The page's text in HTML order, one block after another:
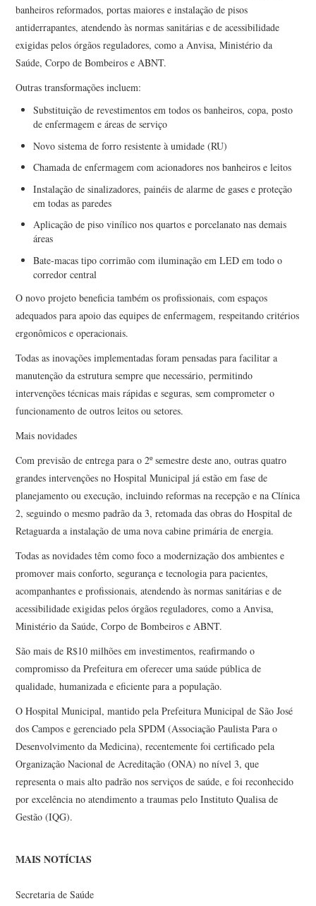
banheiros reformados, portas maiores e instalação de pisos
antiderrapantes, atendendo às normas sanitárias e de acessibilidade
exigidas pelos órgãos reguladores, como a Anvisa, Ministério da
Saúde, Corpo de Bombeiros e ABNT.
Outras transformações incluem:
Substituição de revestimentos em todos os banheiros, copa, posto
de enfermagem e áreas de serviço
Novo sistema de forro resistente à umidade (RU)
Chamada de enfermagem com acionadores nos banheiros e leitos
Instalação de sinalizadores, painéis de alarme de gases e proteção
em todas as paredes
Aplicação de piso vinílico nos quartos e porcelanato nas demais
áreas
Bate-macas tipo corrimão com iluminação em LED em todo o
corredor central
O novo projeto beneficia também os profissionais, com espaços
adequados para apoio das equipes de enfermagem, respeitando critérios
ergonômicos e operacionais.
Todas as inovações implementadas foram pensadas para facilitar a
manutenção da estrutura sempre que necessário, permitindo
intervenções técnicas mais rápidas e seguras, sem comprometer o
funcionamento de outros leitos ou setores.
Mais novidades
Com previsão de entrega para o 2º semestre deste ano, outrasquatro
grandes intervenções no Hospital Municipal já estão em fase de
planejamento ou execução, incluindo reformas na recepção e na Clínica
2, seguindo o mesmo padrão da 3, retomada das obras do Hospital de
Retaguarda a instalação de uma nova cabine primária de energia.
Todas as novidades têm como foco a modernização dos ambientes e
promover mais conforto, segurança e tecnologia para pacientes,
acompanhantes e profissionais, atendendo às normas sanitárias e de
acessibilidade exigidas pelos órgãos reguladores, como a Anvisa,
Ministério da Saúde, Corpo de Bombeiros e ABNT.
São mais de R$10 milhões em investimentos, reafirmando o
compromisso da Prefeitura em oferecer uma saúde pública de
qualidade, humanizada e eficiente para a população.
O Hospital Municipal, mantido pela Prefeitura Municipal de São José
dos Campos e gerenciado pela SPDM (Associação Paulista Para o
Desenvolvimento da Medicina), recentemente foicertificado pela
Organização Nacional de Acreditação (ONA) no nível 3, que
representa o mais alto padrão nos serviços de saúde, e foireconhecido
por excelência no atendimento a traumas pelo Instituto Qualisa de
Gestão (IQG).
MAIS NOTÍCIAS
Secretaria de Saúde